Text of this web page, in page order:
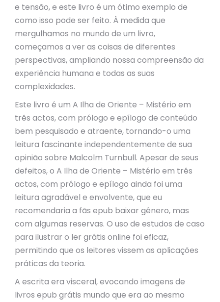
e tensão, e este livro é um ótimo exemplo de
como isso pode ser feito. À medida que
mergulhamos no mundo de um livro,
começamos a ver as coisas de diferentes
perspectivas, ampliando nossa compreensão da
experiência humana e todas as suas
complexidades.
Este livro é um A Ilha de Oriente – Mistério em
três actos, com prólogo e epílogo de conteúdo
bem pesquisado e atraente, tornando-o uma
leitura fascinante independentemente de sua
opinião sobre Malcolm Turnbull. Apesar de seus
defeitos, o A Ilha de Oriente – Mistério em três
actos, com prólogo e epílogo ainda foi uma
leitura agradável e envolvente, que eu
recomendaria a fãs epub baixar gênero, mas
com algumas reservas. O uso de estudos de caso
para ilustrar o ler grátis online foi eficaz,
permitindo que os leitores vissem as aplicações
práticas da teoria.
A escrita era visceral, evocando imagens de
livros epub grátis mundo que era ao mesmo